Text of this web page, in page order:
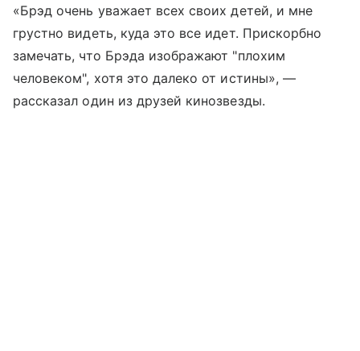
«Брэд очень уважает всех своих детей, и мне
грустно видеть, куда это все идет. Прискорбно
замечать, что Брэда изображают "плохим
человеком", хотя это далеко от истины», —
рассказал один из друзей кинозвезды.